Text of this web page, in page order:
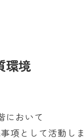
環境
において
項として活動し